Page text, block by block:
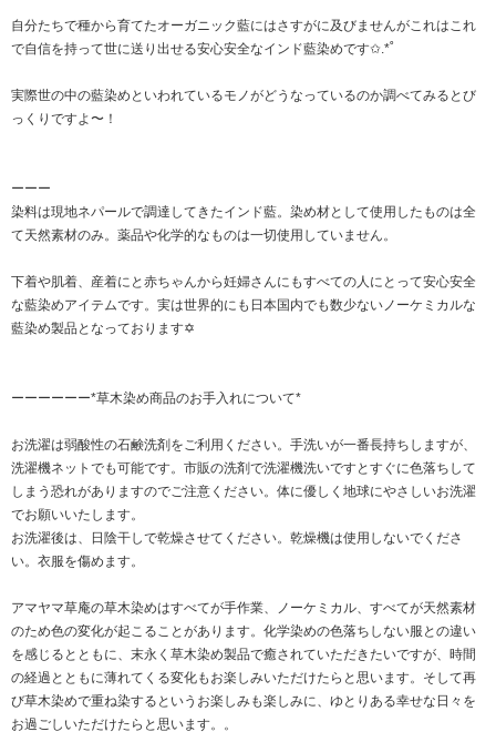
自分たちで種から育てたオーガニック藍にはさすがに及びませんがこれはこれ
で自信を持って世に送り出せる安心安全なインド藍染めです✩.*˚
実際世の中の藍染めといわれているモノがどうなっているのか調べてみるとび
っくりですよ〜！
ーーー
染料は現地ネパールで調達してきたインド藍。染め材として使用したものは全
て天然素材のみ。薬品や化学的なものは一切使用していません。
下着や肌着、産着にと赤ちゃんから妊婦さんにもすべての人にとって安心安全
な藍染めアイテムです。実は世界的にも日本国内でも数少ないノーケミカルな
藍染め製品となっております✡
ーーーーーー*草木染め商品のお手入れについて*
お洗濯は弱酸性の石鹸洗剤をご利用ください。手洗いが一番長持ちしますが、
洗濯機ネットでも可能です。市販の洗剤で洗濯機洗いですとすぐに色落ちして
しまう恐れがありますのでご注意ください。体に優しく地球にやさしいお洗濯
でお願いいたします。
お洗濯後は、日陰干しで乾燥させてください。乾燥機は使用しないでくださ
い。衣服を傷めます。
アマヤマ草庵の草木染めはすべてが手作業、ノーケミカル、すべてが天然素材
のため色の変化が起こることがあります。化学染めの色落ちしない服との違い
を感じるとともに、末永く草木染め製品で癒されていただきたいですが、時間
の経過とともに薄れてくる変化もお楽しみいただけたらと思います。そして再
び草木染めで重ね染するというお楽しみも楽しみに、ゆとりある幸せな日々を
お過ごしいただけたらと思います。。